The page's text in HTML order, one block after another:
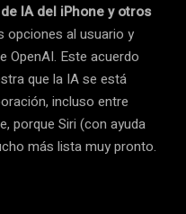
IA del iPhone y otros
opciones al usuario y
OpenAI. Este acuerdo
que la IA se está
incluso entre
porque Siri (con ayuda
más lista muy pronto.